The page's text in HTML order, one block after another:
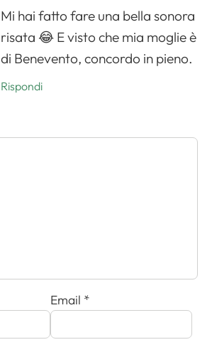
Mi hai fatto fare una bella sonora
risata 😂 E visto che mia moglie è
di Benevento, concordo in pieno.
Rispondi
Email *